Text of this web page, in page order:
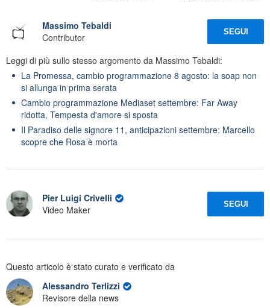
Massimo Tebaldi
Contributor
SEGUI
Leggi di più sullo stesso argomento da Massimo Tebaldi:
La Promessa, cambio programmazione 8 agosto: la soap non
si allunga in prima serata
Cambio programmazione Mediaset settembre: Far Away
ridotta, Tempesta d'amore si sposta
Il Paradiso delle signore 11, anticipazioni settembre: Marcello
scopre che Rosa è morta
Pier Luigi Crivelli
Video Maker
SEGUI
Questo articolo è stato curato e verificato da
Alessandro Terlizzi
Revisore della news